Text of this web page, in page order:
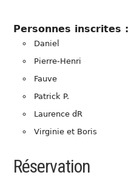
Personnes inscrites :
Daniel
Pierre-Henri
Fauve
Patrick P.
Laurence dR
Virginie et Boris
Réservation